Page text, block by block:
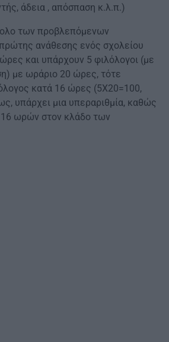
άδεια , απόσπαση κ.λ.π.)
των προβλεπόμενων
ανάθεσης ενός σχολείου
ώρες και υπάρχουν 5 φιλόλογοι (με
με ωράριο 20 ώρες, τότε
κατά 16 ώρες (5Χ20=100,
υπάρχει μια υπεραριθμία, καθώς
ωρών στον κλάδο των